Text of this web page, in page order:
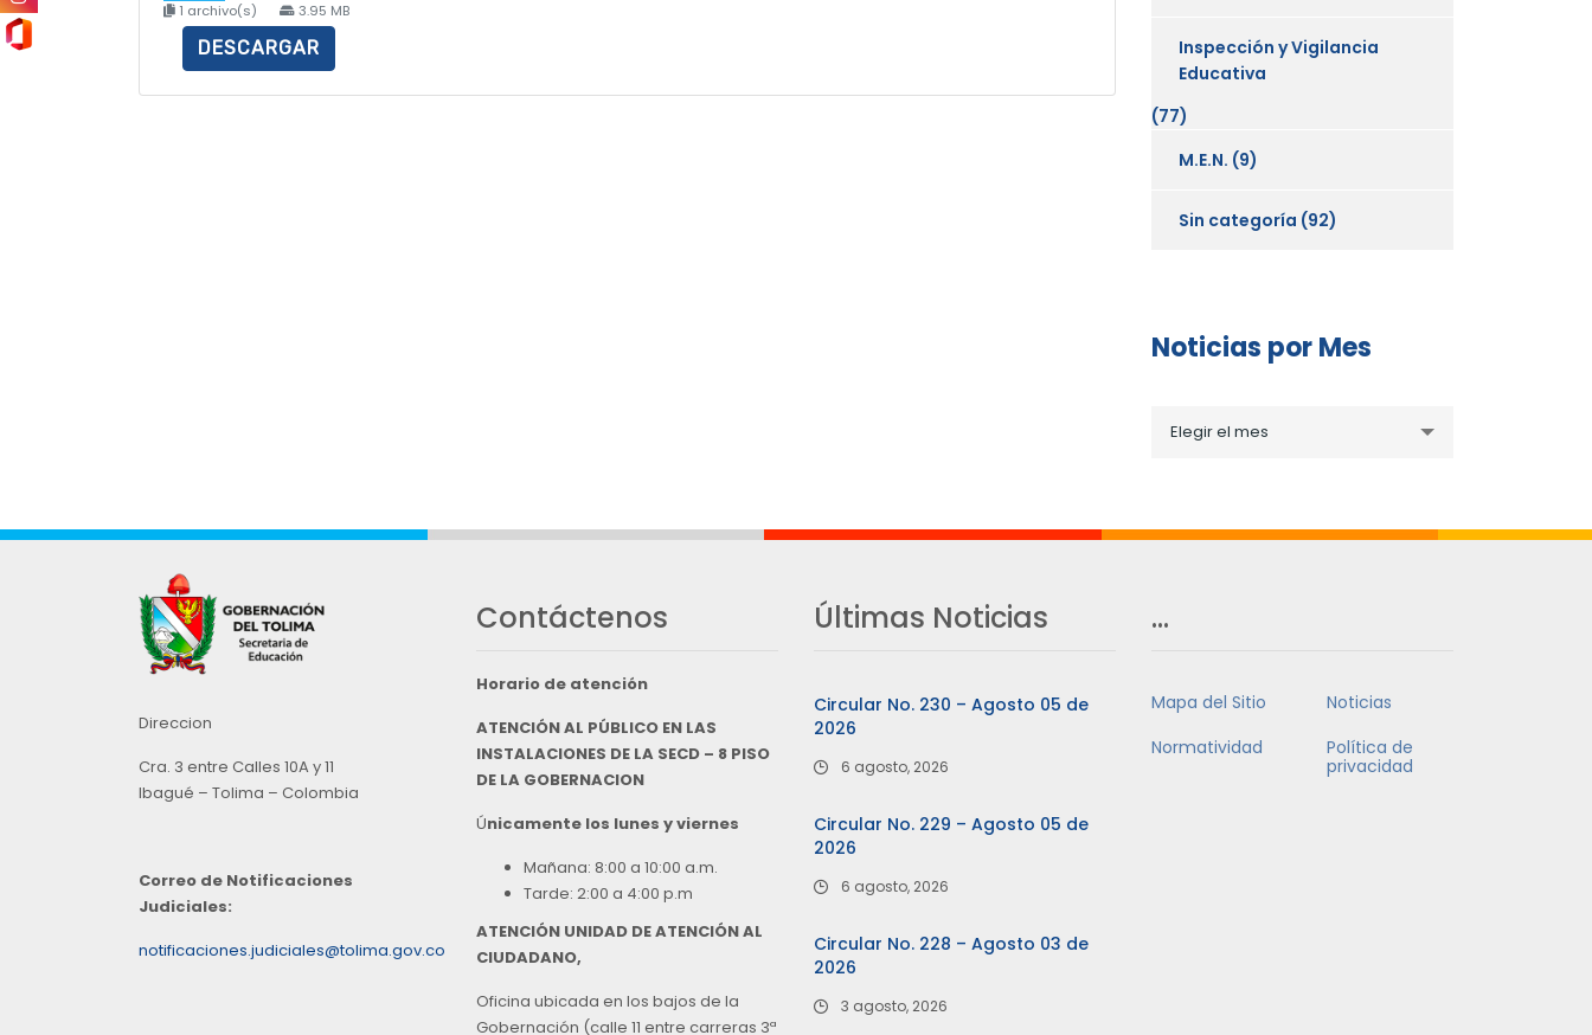
1 archivo(s) 3.95 MB
DESCARGAR
Inspección y Vigilancia
Educativa
(77)
M.E.N. (9)
Sin categoría (92)
Noticias por Mes
porElegir el mes
Direccion
Cra. 3 entre Calles 10A y 11
Ibagué – Tolima – Colombia
Correo de Notificaciones
Judiciales:
notificaciones.judiciales@tolima.gov.co
Contáctenos
Horario de atención
ATENCIÓN AL PÚBLICO EN LAS
INSTALACIONES DE LA SECD – 8 PISO
DE LA GOBERNACION
Únicamente los lunes y viernes
Mañana: 8:00 a 10:00 a.m.
Tarde: 2:00 a 4:00 p.m
ATENCIÓN UNIDAD DE ATENCIÓN AL
CIUDADANO,
Oficina ubicada en los bajos de la
Gobernación (calle 11 entre carreras 3ª
Últimas Noticias
Circular No. 230 – Agosto 05 de
2026
6 agosto, 2026
Circular No. 229 – Agosto 05 de
2026
6 agosto, 2026
Circular No. 228 – Agosto 03 de
2026
3 agosto, 2026
…
Mapa del Sitio
Noticias
Normatividad
Política de
privacidad